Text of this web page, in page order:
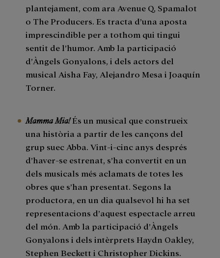
plantejament, com ara Avenue Q, Spamalot
o The Producers. Es tracta d’una aposta
imprescindible per a tothom qui tingui
sentit de l’humor. Amb la participació
d’Àngels Gonyalons, i dels actors del
musical Aisha Fay, Alejandro Mesa i Joaquín
Torner.
Mamma Mia!És un musical que construeix
una història a partir de les cançons del
grup suec Abba. Vint-i-cinc anys després
d’haver-se estrenat, s’ha convertit en un
dels musicals més aclamats de totes les
obres que s’han presentat. Segons la
productora, en un dia qualsevol hi ha set
representacions d’aquest espectacle arreu
del món. Amb la participació d’Àngels
Gonyalons i dels intèrprets Haydn Oakley,
Stephen Beckett i Christopher Dickins.